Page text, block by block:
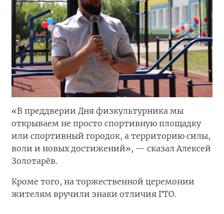
«В преддверии Дня физкультурника мы
открываем не просто спортивную площадку
или спортивный городок, а территорию силы,
воли и новых достижений», — сказал Алексей
Золотарёв.
Кроме того, на торжественной церемонии
жителям вручили знаки отличия ГТО.